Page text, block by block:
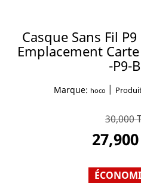
Casque Sans Fil
Emplacement
-P9-
Marque: hoco |
30,000